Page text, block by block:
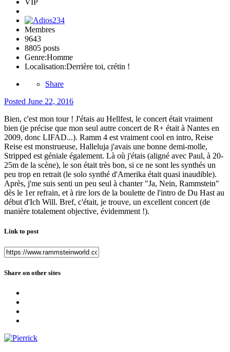
Membres
9643
8805 posts
Genre:Homme
Localisation:Derrière toi, crétin !
Share
Posted June 22, 2016
Bien, c'est mon tour ! J'étais au Hellfest, le concert était vraiment
bien (je précise que mon seul autre concert de R+ était à Nantes en
2009, donc LIFAD...). Ramm 4 est vraiment cool en intro, Reise
Reise est monstrueuse, Halleluja j'avais une bonne demi-molle,
Stripped est géniale également. Là où j'étais (aligné avec Paul, à 20-
25m de la scène), le son était très bon, si ce ne sont les synthés un
peu trop en retrait (le solo synthé d'Amerika était quasi inaudible).
Après, j'me suis senti un peu seul à chanter "Ja, Nein, Rammstein"
dès le 1er refrain, et à rire lors de la boulette de l'intro de Du Hast au
début d'Ich Will. Bref, c'était, je trouve, un excellent concert (de
manière totalement objective, évidemment !).
Link to post
Share on other sites